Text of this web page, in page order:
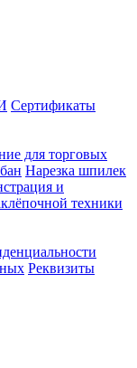
Сертификаты
для торговых
Нарезка шпилек
и
техники
Реквизиты